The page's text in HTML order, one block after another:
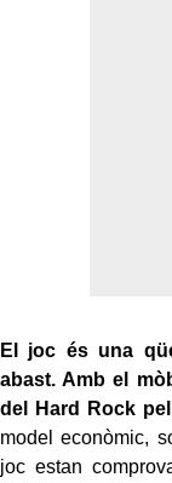
El joc és una
abast. Amb el
del Hard Rock
model econòmic,
joc estan